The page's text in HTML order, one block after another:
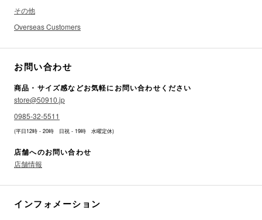
その他
Overseas Customers
お問い合わせ
商品・サイズ感などお気軽にお問い合わせください
store@50910.jp
0985-32-5511
(平日12時 - 20時 日祝 - 19時 水曜定休)
店舗へのお問い合わせ
店舗情報
インフォメーション